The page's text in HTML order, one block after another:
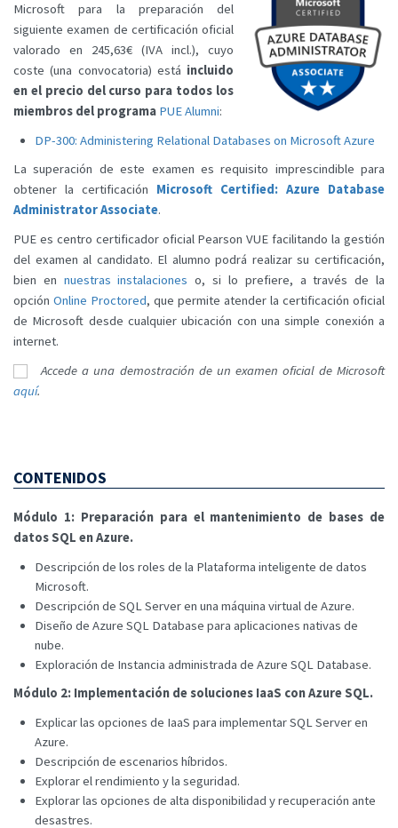
Microsoft para la preparación del
siguiente examen de certificación oficial
valorado en 245,63€ (IVA incl.), cuyo
coste (una convocatoria) está incluido
en el precio del curso para todos los
miembros del programa PUE Alumni:
DP-300: Administering Relational Databases on Microsoft Azure
La superación de este examen es requisito imprescindible para
obtener la certificación Microsoft Certified: Azure Database
Administrator Associate.
PUE es centro certificador oficial Pearson VUE facilitando la gestión
del examen al candidato. El alumno podrá realizar su certificación,
bien en nuestras instalaciones o, si lo prefiere, a través de la
opción Online Proctored, que permite atender la certificación oficial
de Microsoft desde cualquier ubicación con una simple conexión a
internet.
Accede a una demostración de un examen oficial de Microsoft
aquí.
CONTENIDOS
Módulo 1: Preparación para el mantenimiento de bases de
datos SQL en Azure.
Descripción de los roles de la Plataforma inteligente de datos
Microsoft.
Descripción de SQL Server en una máquina virtual de Azure.
Diseño de Azure SQL Database para aplicaciones nativas de
nube.
Exploración de Instancia administrada de Azure SQL Database.
Módulo 2: Implementación de soluciones IaaS con Azure SQL.
Explicar las opciones de IaaS para implementar SQL Server en
Azure.
Descripción de escenarios híbridos.
Explorar el rendimiento y la seguridad.
Explorar las opciones de alta disponibilidad y recuperación ante
desastres.